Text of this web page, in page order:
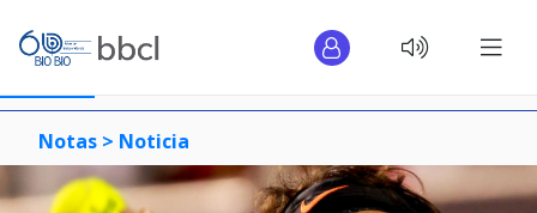
Notas > Noticia